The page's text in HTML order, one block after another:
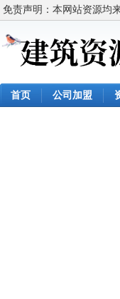
免责声明：本网站资源均
首页 公司加盟